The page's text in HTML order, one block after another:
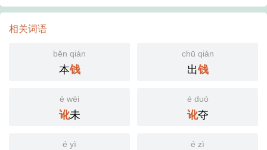
相关词语
běn qián
本钱
chū qián
出钱
é wèi
讹未
é duó
讹夺
é yì é zì